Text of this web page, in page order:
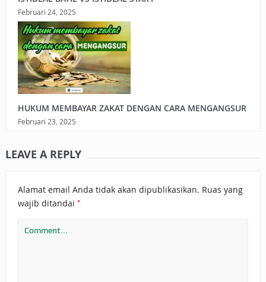
Februari 24, 2025
HUKUM MEMBAYAR ZAKAT DENGAN CARA MENGANGSUR
Februari 23, 2025
LEAVE A REPLY
Alamat email Anda tidak akan dipublikasikan. Ruas yang
wajib ditandai *